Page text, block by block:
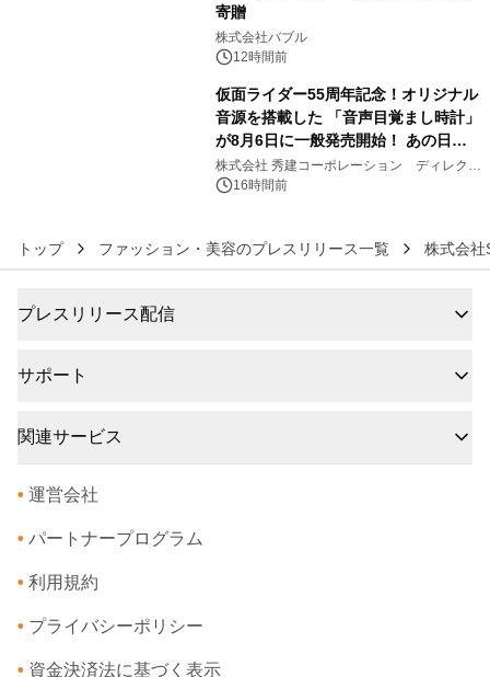
寄贈
株式会社バブル
12時間前
仮面ライダー55周年記念！オリジナル
音源を搭載した 「音声目覚まし時計」
が8月6日に一般発売開始！ あの日の
大興奮が今甦る
株式会社 秀建コーポレーション ディレクト
アートギャラリー
16時間前
トップ ファッション・美容のプレスリリース一覧 株式会社
プレスリリース配信
サポート
関連サービス
• 運営会社
• パートナープログラム
• 利用規約
• プライバシーポリシー
• 資金決済法に基づく表示